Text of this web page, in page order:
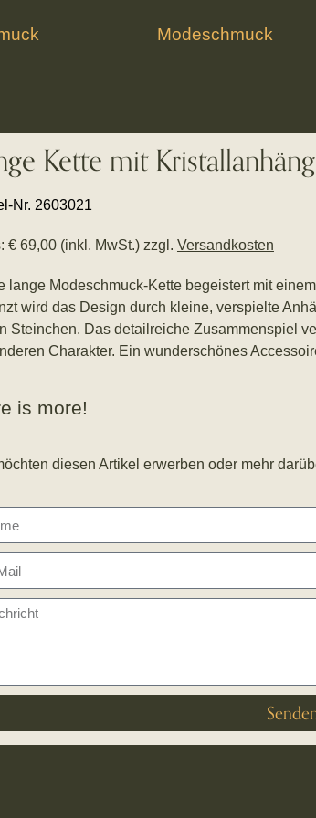
Modeschmuck
Kette mit
Nr. 2603021
€ 69,00 (inkl. MwSt.) zzgl. Versandkosten
lange Modeschmuck-Kette begeistert mit
wird das Design durch kleine, verspielte
Steinchen. Das detailreiche Zusammenspiel
Charakter. Ein wunderschönes
is more!
diesen Artikel erwerben oder mehr